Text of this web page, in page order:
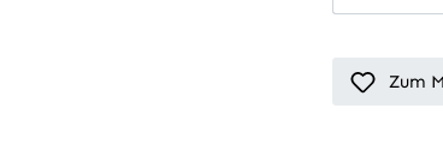
Zum